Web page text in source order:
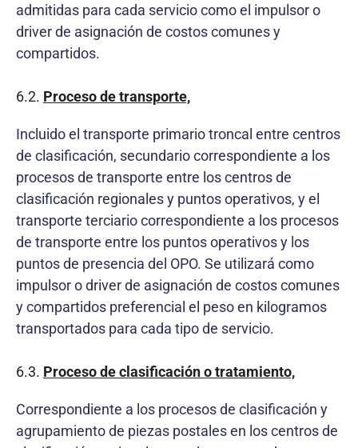
admitidas para cada servicio como el impulsor o
driver de asignación de costos comunes y
compartidos.
6.2. Proceso de transporte,
Incluido el transporte primario troncal entre centros
de clasificación, secundario correspondiente a los
procesos de transporte entre los centros de
clasificación regionales y puntos operativos, y el
transporte terciario correspondiente a los procesos
de transporte entre los puntos operativos y los
puntos de presencia del OPO. Se utilizará como
impulsor o driver de asignación de costos comunes
y compartidos preferencial el peso en kilogramos
transportados para cada tipo de servicio.
6.3. Proceso de clasificación o tratamiento,
Correspondiente a los procesos de clasificación y
agrupamiento de piezas postales en los centros de